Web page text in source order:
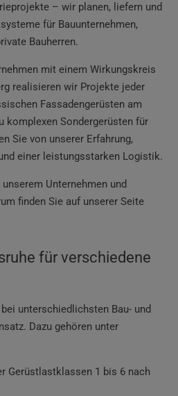
– wir planen, liefern und
für Bauunternehmen,
Bauherren.
mit einem Wirkungskreis
realisieren wir Projekte jeder
Fassadengerüsten am
komplexen Sondergerüsten für
Sie von unserer Erfahrung,
einer leistungsstarken Logistik.
Unternehmen und
finden Sie auf unserer Seite
für verschiedene
unterschiedlichsten Bau- und
Dazu gehören unter
Gerüstlastklassen 1 bis 6 nach